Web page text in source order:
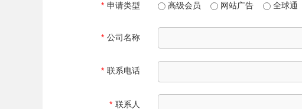
* 申请类型 高级会员 网站广告 全球通
* 公司名称
* 联系电话
* 联系人